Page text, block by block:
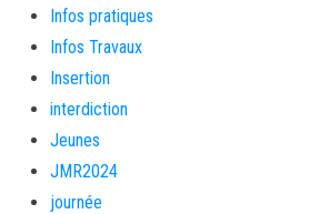
Infos pratiques
Infos Travaux
Insertion
interdiction
Jeunes
JMR2024
journée